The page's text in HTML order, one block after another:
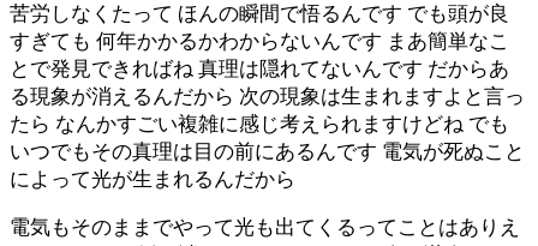
苦労しなくたって ほんの瞬間で悟るんです でも頭が良
すぎても 何年かかるかわからないんです まあ簡単なこ
とで発見できればね 真理は隠れてないんです だからあ
る現象が消えるんだから 次の現象は生まれますよと言っ
たら なんかすごい複雑に感じ考えられますけどね でも
いつでもその真理は目の前にあるんです 電気が死ぬこと
によって光が生まれるんだから
電気もそのままでやって光も出てくるってことはありえ